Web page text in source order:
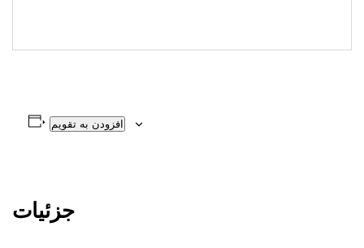
افزودن به تقویم
جزئیات